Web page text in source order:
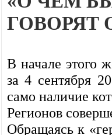
ГОВОРЯТ
В начале этого
за 4 сентября
само наличие
Регионов
Обращаясь к